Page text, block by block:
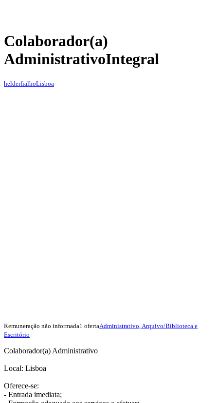
Colaborador(a)
AdministrativoIntegral
helderfialhoLisboa
Remuneração não informada1 ofertaAdministrativo, Arquivo/Biblioteca e
Escritório
Colaborador(a) Administrativo
Local: Lisboa
Oferece-se:
- Entrada imediata;